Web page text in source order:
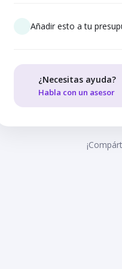
Añadir esto a tu
¿Necesitas ayuda?
Habla con un asesor